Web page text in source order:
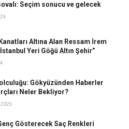
Seçim sonucu ve gelecek
Altına Alan Ressam İrem
Yeri Göğü Altın Şehir”
Gökyüzünden Haberler
Neler Bekliyor?
Gösterecek Saç Renkleri